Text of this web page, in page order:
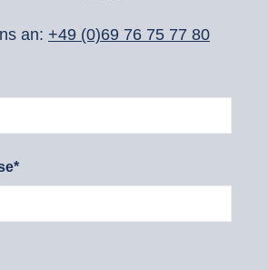
an: +49 (0)69 76 75 77 80